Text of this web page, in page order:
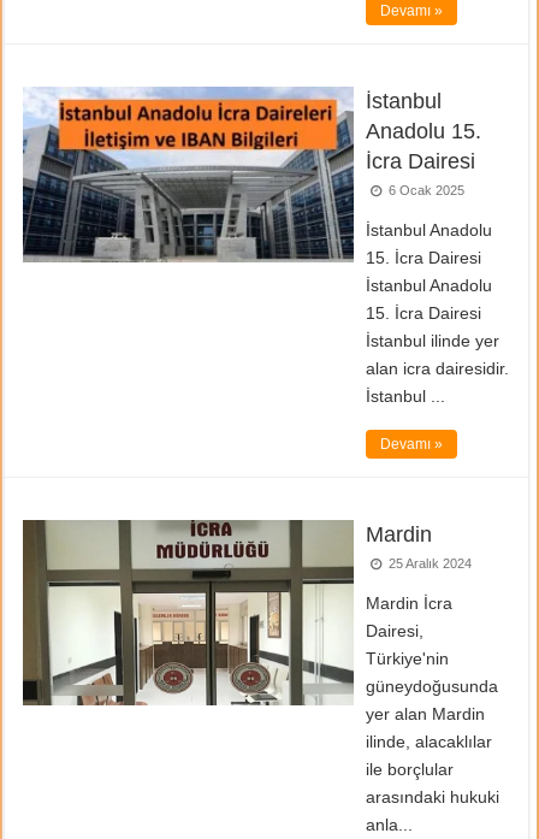
Devamı »
İstanbul
Anadolu 15.
İcra Dairesi
6 Ocak 2025
İstanbul Anadolu
15. İcra Dairesi
İstanbul Anadolu
15. İcra Dairesi
İstanbul ilinde yer
alan icra dairesidir.
İstanbul ...
Devamı »
Mardin
25 Aralık 2024
Mardin İcra
Dairesi,
Türkiye'nin
güneydoğusunda
yer alan Mardin
ilinde, alacaklılar
ile borçlular
arasındaki hukuki
anla...